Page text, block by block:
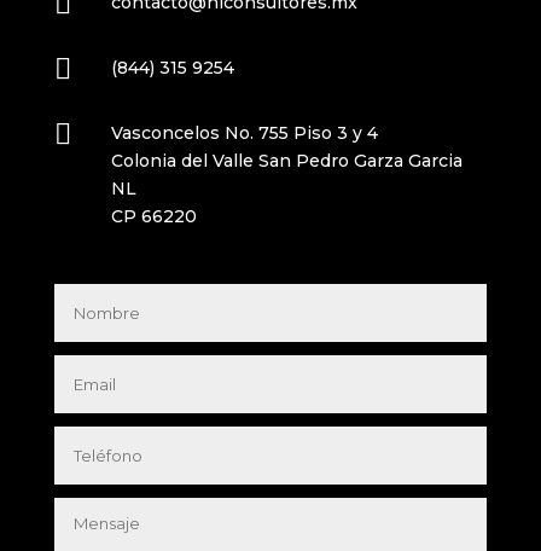
 (844) 315 9254

Vasconcelos No. 755 Piso 3 y 4
Colonia del Valle San Pedro Garza Garcia
NL
CP 66220